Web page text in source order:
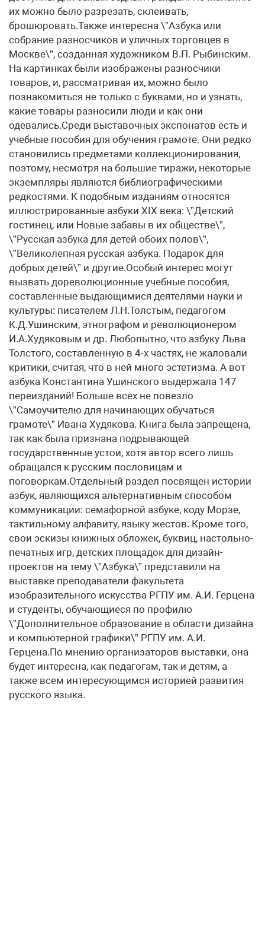
их можно было разрезать, склеивать,
брошюровать.Также интересна \”Азбука или
собрание разносчиков и уличных торговцев в
Москве\”, созданная художником В.П. Рыбинским.
На картинках были изображены разносчики
товаров, и, рассматривая их, можно было
познакомиться не только с буквами, но и узнать,
какие товары разносили люди и как они
одевались.Среди выставочных экспонатов есть и
учебные пособия для обучения грамоте. Они редко
становились предметами коллекционирования,
поэтому, несмотря на большие тиражи, некоторые
экземпляры являются библиографическими
редкостями. К подобным изданиям относятся
иллюстрированные азбуки XIX века: \”Детский
гостинец, или Новые забавы в их обществе\”,
\”Русская азбука для детей обоих полов\”,
\”Великолепная русская азбука. Подарок для
добрых детей\” и другие.Особый интерес могут
вызвать дореволюционные учебные пособия,
составленные выдающимися деятелями науки и
культуры: писателем Л.Н.Толстым, педагогом
К.Д.Ушинским, этнографом и революционером
И.А.Худяковым и др. Любопытно, что азбуку Льва
Толстого, составленную в 4-х частях, не жаловали
критики, считая, что в ней много эстетизма. А вот
азбука Константина Ушинского выдержала 147
переизданий! Больше всех не повезло
\”Самоучителю для начинающих обучаться
грамоте\” Ивана Худякова. Книга была запрещена,
так как была признана подрывающей
государственные устои, хотя автор всего лишь
обращался к русским пословицам и
поговоркам.Отдельный раздел посвящен истории
азбук, являющихся альтернативным способом
коммуникации: семафорной азбуке, коду Морзе,
тактильному алфавиту, языку жестов. Кроме того,
свои эскизы книжных обложек, буквиц, настольно-
печатных игр, детских площадок для дизайн-
проектов на тему \”Азбука\” представили на
выставке преподаватели факультета
изобразительного искусства РГПУ им. А.И. Герцена
и студенты, обучающиеся по профилю
\”Дополнительное образование в области дизайна
и компьютерной графики\” РГПУ им. А.И.
Герцена.По мнению организаторов выставки, она
будет интересна, как педагогам, так и детям, а
также всем интересующимся историей развития
русского языка.